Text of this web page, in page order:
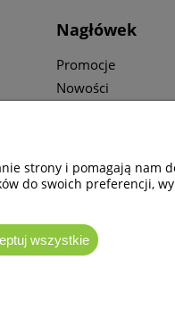
Nagłówek
Promocje
Nowości
strony i pomagają nam
do swoich preferencji,
wszystkie